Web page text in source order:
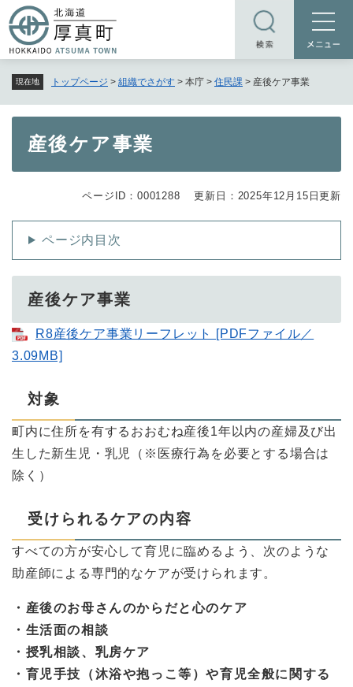
ー
ジ
頭
で
現在地 トップページ > 組織でさがす > 本庁 > 住民課 > 産後ケア事業
産後ケア事業
ページID：0001288 更新日：2025年12月15日更新
ページ内目次
産後ケア事業
R8産後ケア事業リーフレット [PDFファイル／
3.09MB]
対象
町内に住所を有するおおむね産後1年以内の産婦及び出
生した新生児・乳児（※医療行為を必要とする場合は
除く）
受けられるケアの内容
すべての方が安心して育児に臨めるよう、次のような
助産師による専門的なケアが受けられます。
・産後のお母さんのからだと心のケア
・生活面の相談
・授乳相談、乳房ケア
・育児手技（沐浴や抱っこ等）や育児全般に関する